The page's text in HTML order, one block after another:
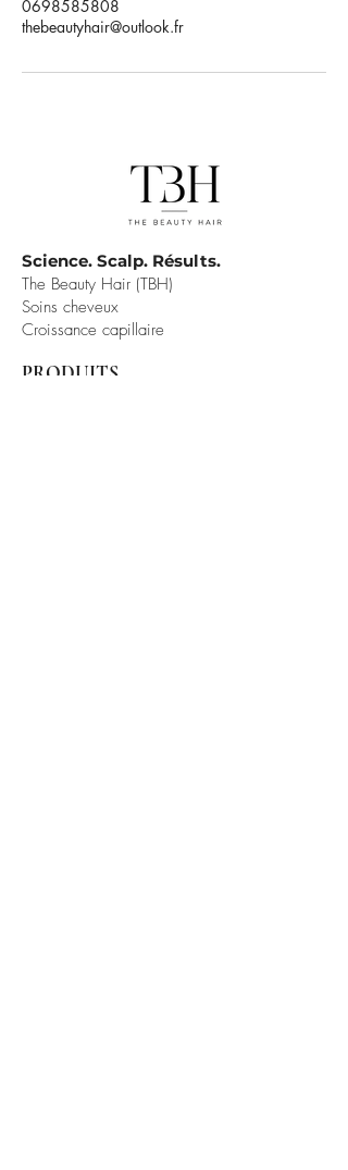
0698585808
thebeautyhair@outlook.fr
Science. Scalp. Résults.
The Beauty Hair (TBH)
Soins cheveux
Croissance capillaire
PRODUITS